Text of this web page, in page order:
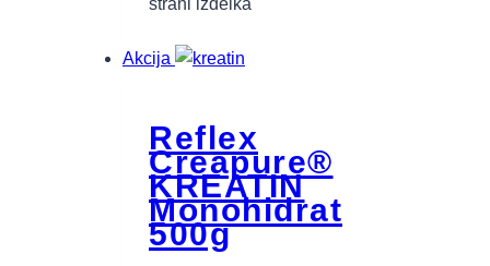
Akcija
Reflex
Creapure®
KREATIN
Monohidrat
500g